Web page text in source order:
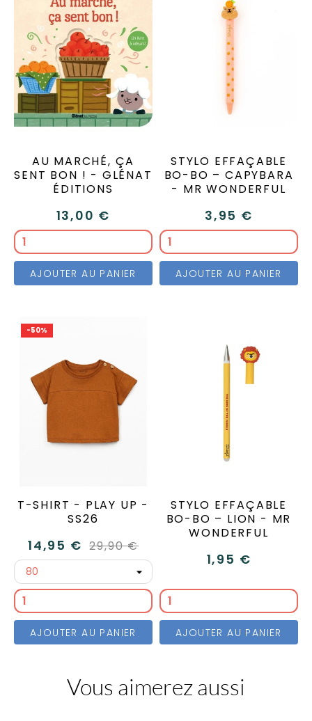
AU MARCHÉ, ÇA
SENT BON ! - GLÉNAT
ÉDITIONS
13,00 €
AJOUTER AU PANIER
STYLO EFFAÇABLE
BO-BO – CAPYBARA
- MR WONDERFUL
3,95 €
AJOUTER AU PANIER
-50%
T-SHIRT - PLAY UP -
SS26
14,95 € 29,90 €
AJOUTER AU PANIER
STYLO EFFAÇABLE
BO-BO – LION - MR
WONDERFUL
1,95 €
AJOUTER AU PANIER
Vous aimerez aussi